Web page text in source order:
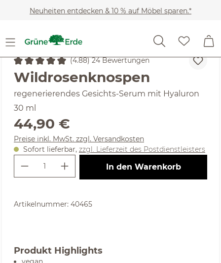
Zum Hauptinhalt springen
Neuheiten entdecken & 10 % auf Möbel sparen.*
Kosmetik Gesichtspflege & Reinigung
Durchschnittliche Bewertung von 4.88 von 5 Sternen
(4.88) 24 Bewertungen
Wildrosenknospen
regenerierendes Gesichts-Serum mit Hyaluron
30 ml
Regulärer Preis:
44,90 €
Preise inkl. MwSt. zzgl. Versandkosten
Sofort lieferbar, zzgl. Lieferzeit des Postdienstleisters
Produkt Anzahl: Gib den
In den Warenkorb
Artikelnummer: 40465
Produkt Highlights